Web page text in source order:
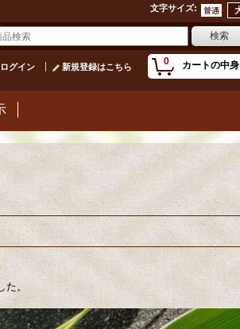
文字サイズ:
0 カートの中身
ログイン 新規登録はこちら
た。